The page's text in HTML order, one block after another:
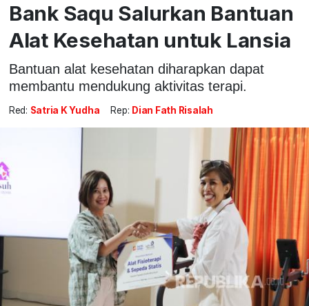
Bank Saqu Salurkan Bantuan
Alat Kesehatan untuk Lansia
Bantuan alat kesehatan diharapkan dapat
membantu mendukung aktivitas terapi.
Red: Satria K Yudha Rep: Dian Fath Risalah